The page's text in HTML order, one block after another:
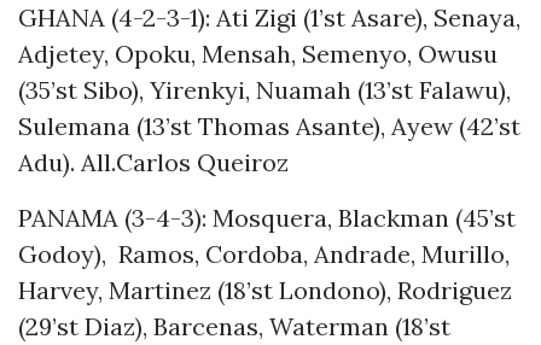
GHANA (4-2-3-1): Ati Zigi (1’st Asare), Senaya,
Adjetey, Opoku, Mensah, Semenyo, Owusu
(35’st Sibo), Yirenkyi, Nuamah (13’st Falawu),
Sulemana (13’st Thomas Asante), Ayew (42’st
Adu). All.Carlos Queiroz
PANAMA (3-4-3): Mosquera, Blackman (45’st
Godoy), Ramos, Cordoba, Andrade, Murillo,
Harvey, Martinez (18’st Londono), Rodriguez
(29’st Diaz), Barcenas, Waterman (18’st